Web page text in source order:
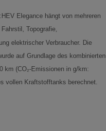
Elegance hängt von mehreren
Topografie,
elektrischer Verbraucher. Die
auf Grundlage des kombinierten
km (CO₂-Emissionen in g/km:
vollen Kraftstofftanks berechnet.